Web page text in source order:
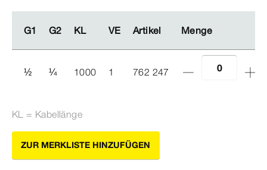
G1 G2 KL VE Artikel Menge
G1 G2 KL VE Artikel Menge
½ ¼ 1000 1 762 247
KL = Kabellänge
ZUR MERKLISTE HINZUFÜGEN